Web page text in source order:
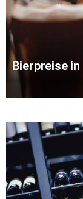
Bierpreise